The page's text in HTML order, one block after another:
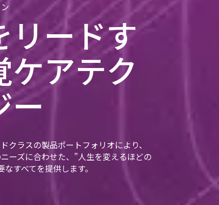
リードす
ケアテク
ー
クラスの製品ポートフォリオにより、
ーズに合わせた、”人生を変えるほどの
すべてを提供します。